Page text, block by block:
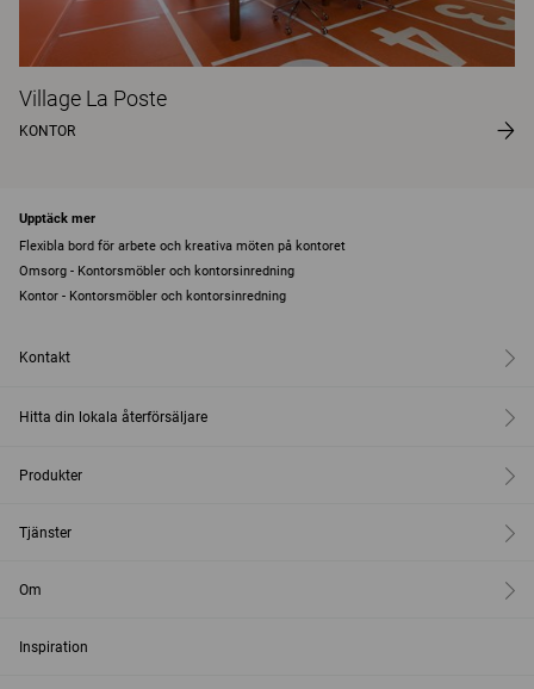
Village La Poste
KONTOR
Upptäck mer
Flexibla bord för arbete och kreativa möten på kontoret
Omsorg - Kontorsmöbler och kontorsinredning
Kontor - Kontorsmöbler och kontorsinredning
Kontakt
Hitta din lokala återförsäljare
Produkter
Tjänster
Om
Inspiration